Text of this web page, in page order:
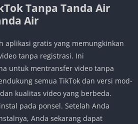
Tanpa Tanda Air
Air
aplikasi gratis yang memungkinkan
tanpa registrasi. Ini
untuk mentransfer video tanpa
semua TikTok dan versi mod-
kualitas video yang berbeda.
pada ponsel. Setelah Anda
Anda sekarang dapat